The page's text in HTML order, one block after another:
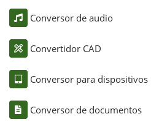
Conversor de audio
Convertidor CAD
Conversor para dispositivos
Conversor de documentos